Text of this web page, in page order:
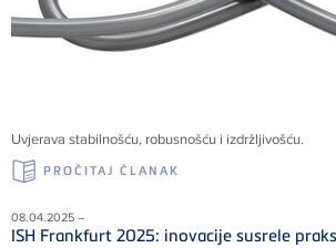
Uvjerava stabilnošću, robusnošću i izdržljivošću.
PROČITAJ ČLANAK
08.04.2025 –
ISH Frankfurt 2025: inovacije susrele